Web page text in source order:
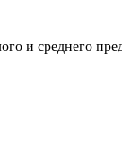
и среднего